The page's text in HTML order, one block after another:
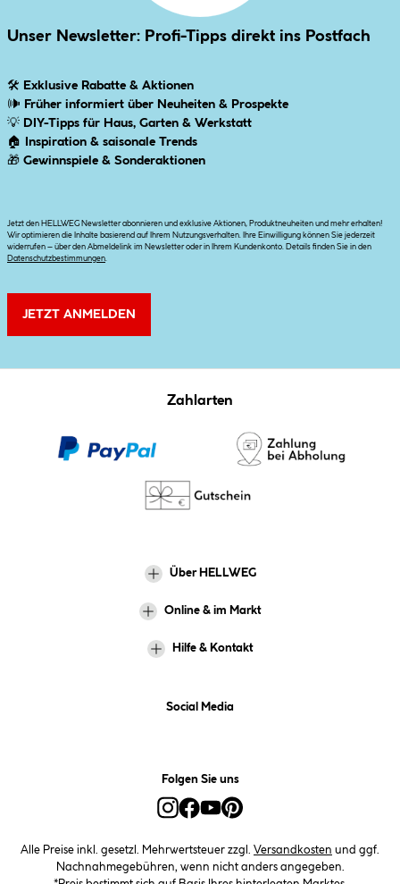
Unser Newsletter: Profi-Tipps direkt ins Postfach
🛠 Exklusive Rabatte & Aktionen
🕪 Früher informiert über Neuheiten & Prospekte
💡 DIY-Tipps für Haus, Garten & Werkstatt
🏠
Inspiration & saisonale Trends
🎁 Gewinnspiele & Sonderaktionen
Jetzt den HELLWEG Newsletter abonnieren und exklusive Aktionen, Produktneuheiten und mehr erhalten!
Wir optimieren die Inhalte basierend auf Ihrem Nutzungsverhalten. Ihre Einwilligung können Sie jederzeit
widerrufen – über den Abmeldelink im Newsletter oder in Ihrem Kundenkonto. Details finden Sie in den
Datenschutzbestimmungen
JETZT ANMELDEN
Zahlarten
Über HELLWEG
Online & im Markt
Hilfe & Kontakt
Social Media
Folgen Sie uns
Alle Preise inkl. gesetzl. Mehrwertsteuer zzgl. Versandkosten und ggf.
Nachnahmegebühren, wenn nicht anders angegeben.